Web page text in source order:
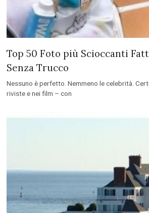
Top 50 Foto più Scioccanti
Senza Trucco
Nessuno è perfetto. Nemmeno le celebrità.
riviste e nei film – con